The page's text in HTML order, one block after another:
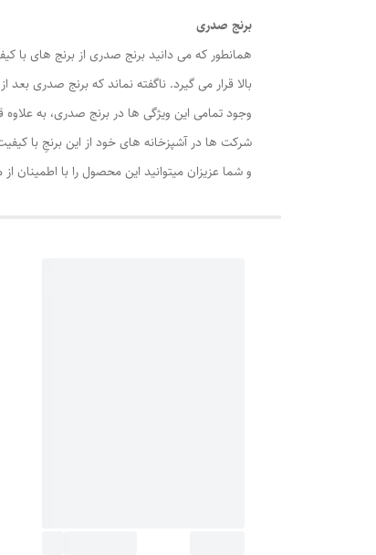
برنج صدری
همانطور که می دانید برنج صدری از برنج های با
بالا قرار می گیرد. ناگفته نماند که برنج صدری بعد
وجود تمامی این ویژگی ها در برنج صدری، به
شرکت‌ ها در آشپزخانه های خود از این برنجِ با
و شما عزیزان میتوانید این محصول را با اطمینان از